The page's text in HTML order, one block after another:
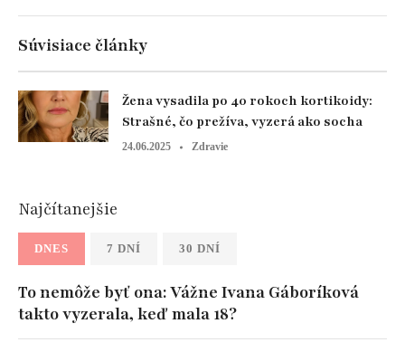
Súvisiace články
Žena vysadila po 40 rokoch kortikoidy:
Strašné, čo prežíva, vyzerá ako socha
24.06.2025 Zdravie
Najčítanejšie
DNES 7 DNÍ 30 DNÍ
To nemôže byť ona: Vážne Ivana Gáboríková
takto vyzerala, keď mala 18?